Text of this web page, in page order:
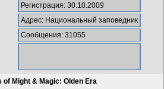
Регистрация: 30.10.2009
Адрес: Национальный заповедник
Сообщения: 31055
of Might & Magic: Olden Era